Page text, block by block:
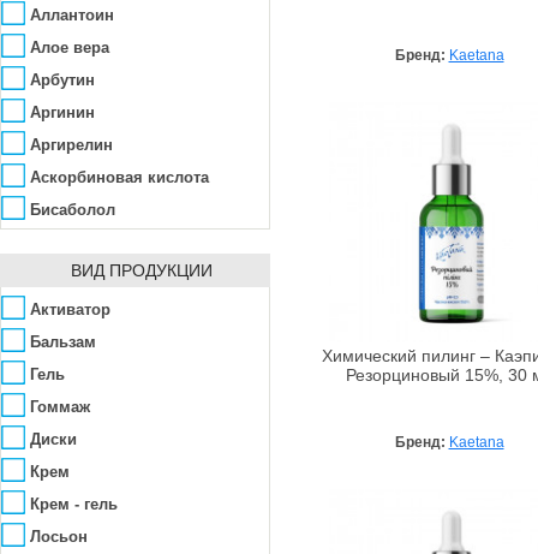
Baltic Collagen
Bandi Cosmetics
Beigic
Bellefontaine
Bellitas
Benton
Bio-Logical
BioLab Estetic
Bioline
Bourjois
Canaan Dead Sea
Care & Beauty Line
Chandi
Chantarelle
Christian Dior
CHRISTINA
Аллантоин
Алое вера
Арбутин
Аргинин
Аргирелин
Аскорбиновая кислота
Бисаболол
Витамин B
Витамин C
Витамин А (Ретинол)
Витамин Е
Витаминный комплекс
Гиалуроновая кислота
Гликолевая кислота
Глицерин
Каолин
ВИД ПРОДУКЦИИ
Активатор
Бальзам
Гель
Гоммаж
Диски
Крем
Крем - гель
Лосьон
Бренд: Kaetana
Химический пилинг –
Резорциновый 15%, 30
Бренд: Kaetana